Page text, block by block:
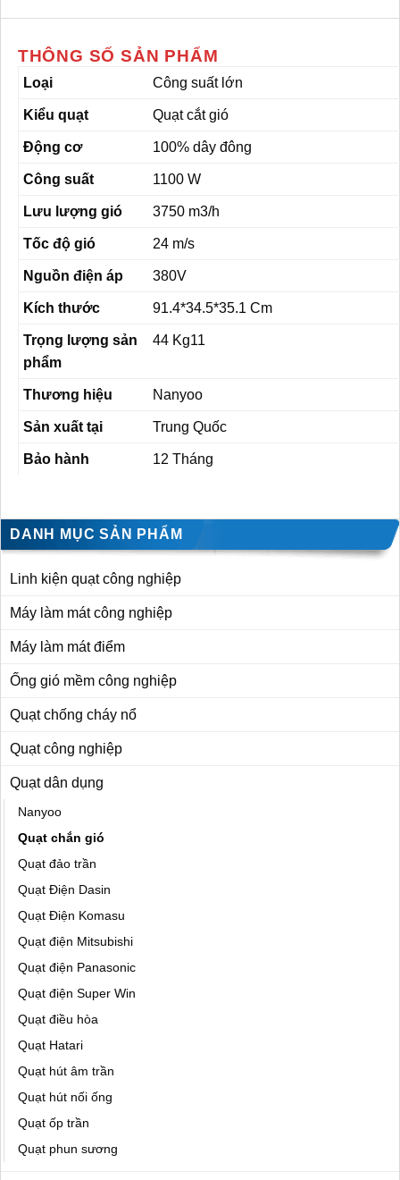
THÔNG SỐ SẢN PHẨM
Loại Công suất lớn
Kiểu quạt Quạt cắt gió
Động cơ 100% dây đông
Công suất 1100 W
Lưu lượng gió 3750 m3/h
Tốc độ gió 24 m/s
Nguồn điện áp 380V
Kích thước 91.4*34.5*35.1 Cm
Trọng lượng sản
phẩm
44 Kg11
Thương hiệu Nanyoo
Sản xuất tại Trung Quốc
Bảo hành 12 Tháng
DANH MỤC SẢN PHẨM
Linh kiện quạt công nghiệp
Máy làm mát công nghiệp
Máy làm mát điểm
Ống gió mềm công nghiệp
Quạt chống cháy nổ
Quạt công nghiệp
Quạt dân dụng
Nanyoo
Quạt chắn gió
Quạt đảo trần
Quạt Điện Dasin
Quạt Điện Komasu
Quạt điện Mitsubishi
Quạt điện Panasonic
Quạt điện Super Win
Quạt điều hòa
Quạt Hatari
Quạt hút âm trần
Quạt hút nối ống
Quạt ốp trần
Quạt phun sương